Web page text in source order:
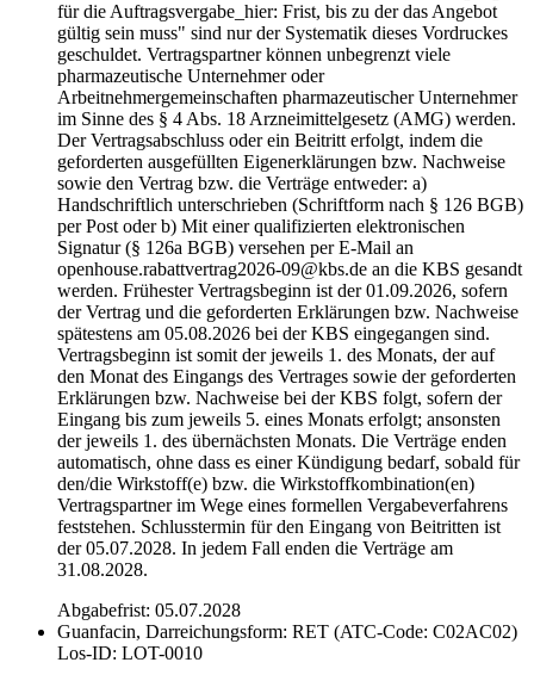
für die Auftragsvergabe_hier: Frist, bis zu der das Angebot
gültig sein muss" sind nur der Systematik dieses Vordruckes
geschuldet. Vertragspartner können unbegrenzt viele
pharmazeutische Unternehmer oder
Arbeitnehmergemeinschaften pharmazeutischer Unternehmer
im Sinne des § 4 Abs. 18 Arzneimittelgesetz (AMG) werden.
Der Vertragsabschluss oder ein Beitritt erfolgt, indem die
geforderten ausgefüllten Eigenerklärungen bzw. Nachweise
sowie den Vertrag bzw. die Verträge entweder: a)
Handschriftlich unterschrieben (Schriftform nach § 126 BGB)
per Post oder b) Mit einer qualifizierten elektronischen
Signatur (§ 126a BGB) versehen per E-Mail an
openhouse.rabattvertrag2026-09@kbs.de an die KBS gesandt
werden. Frühester Vertragsbeginn ist der 01.09.2026, sofern
der Vertrag und die geforderten Erklärungen bzw. Nachweise
spätestens am 05.08.2026 bei der KBS eingegangen sind.
Vertragsbeginn ist somit der jeweils 1. des Monats, der auf
den Monat des Eingangs des Vertrages sowie der geforderten
Erklärungen bzw. Nachweise bei der KBS folgt, sofern der
Eingang bis zum jeweils 5. eines Monats erfolgt; ansonsten
der jeweils 1. des übernächsten Monats. Die Verträge enden
automatisch, ohne dass es einer Kündigung bedarf, sobald für
den/die Wirkstoff(e) bzw. die Wirkstoffkombination(en)
Vertragspartner im Wege eines formellen Vergabeverfahrens
feststehen. Schlusstermin für den Eingang von Beitritten ist
der 05.07.2028. In jedem Fall enden die Verträge am
31.08.2028.
Abgabefrist: 05.07.2028
Guanfacin, Darreichungsform: RET (ATC-Code: C02AC02)
Los-ID: LOT-0010